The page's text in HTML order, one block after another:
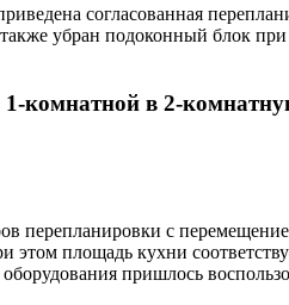
согласованная
убран подоконный блок
комнатной в 2-
перепланировки с
площадь кухни
пришлось